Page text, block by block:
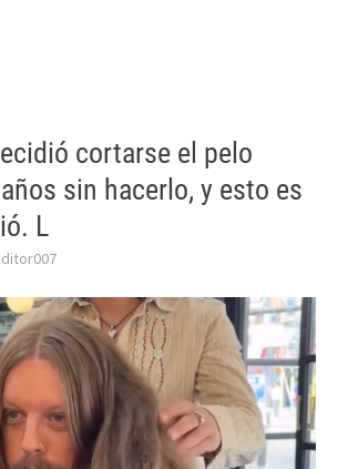
cortarse el pelo
sin hacerlo, y esto es
L